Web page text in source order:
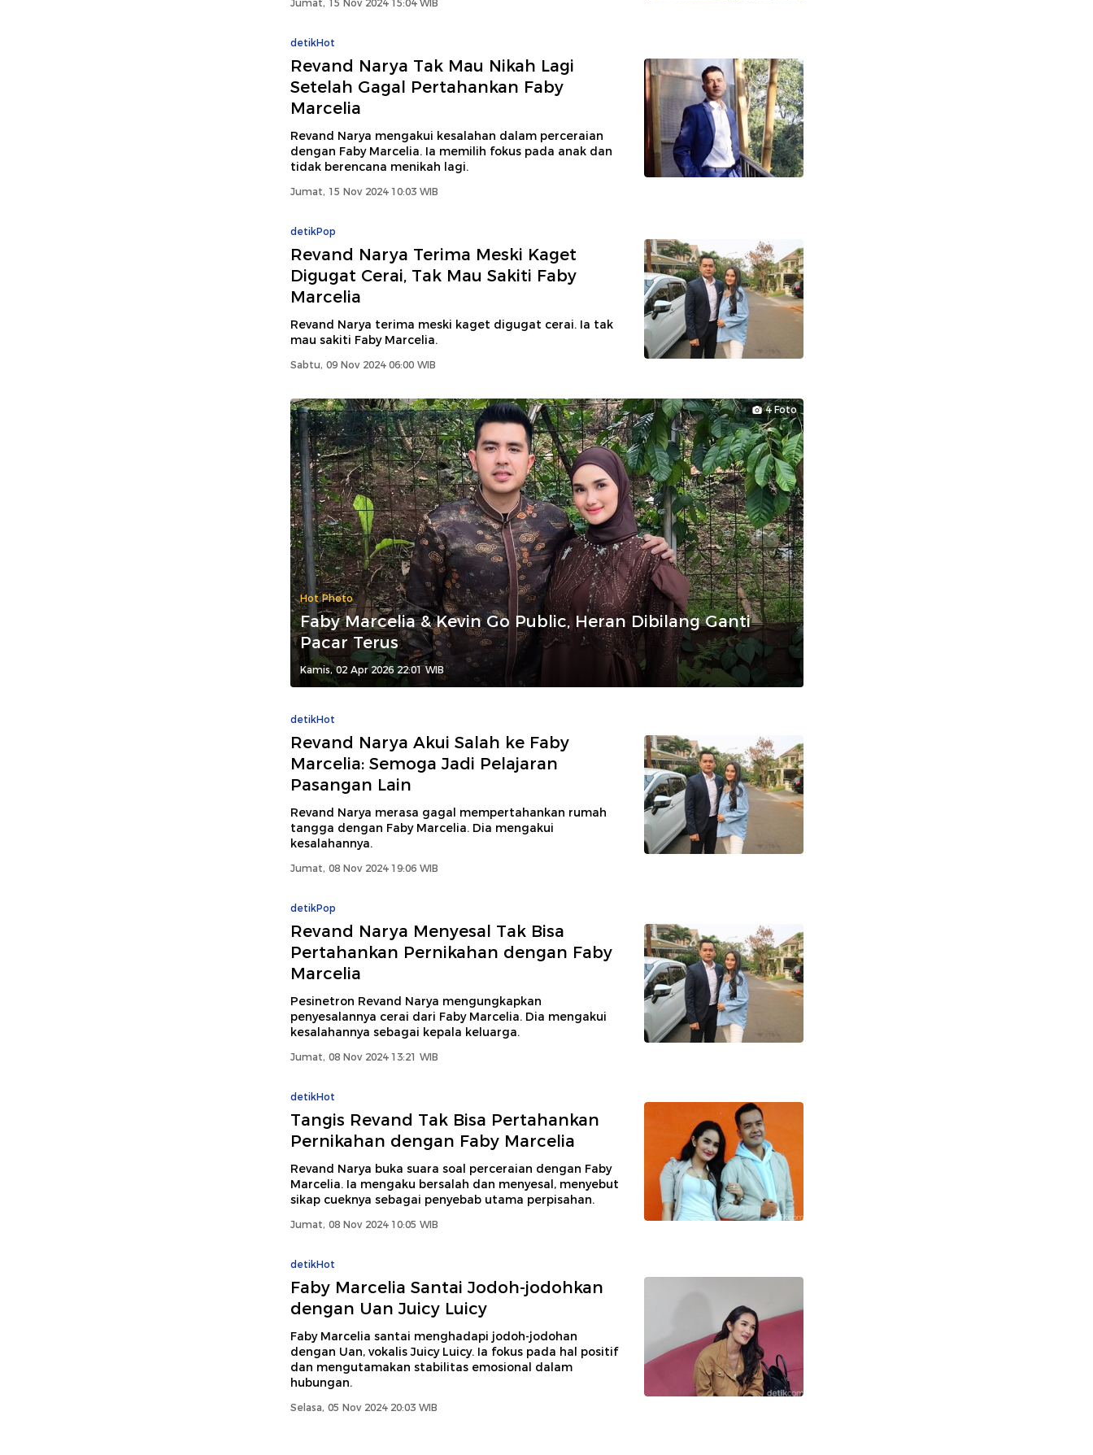
Jumat, 15 Nov 2024 15:04 WIB
detikHot
Revand Narya Tak Mau Nikah Lagi
Setelah Gagal Pertahankan Faby
Marcelia
Revand Narya mengakui kesalahan dalam perceraian
dengan Faby Marcelia. Ia memilih fokus pada anak dan
tidak berencana menikah lagi.
Jumat, 15 Nov 2024 10:03 WIB
detikPop
Revand Narya Terima Meski Kaget
Digugat Cerai, Tak Mau Sakiti Faby
Marcelia
Revand Narya terima meski kaget digugat cerai. Ia tak
mau sakiti Faby Marcelia.
Sabtu, 09 Nov 2024 06:00 WIB
4 Foto
Hot Photo
Faby Marcelia & Kevin Go Public, Heran Dibilang Ganti
Pacar Terus
Kamis, 02 Apr 2026 22:01 WIB
detikHot
Revand Narya Akui Salah ke Faby
Marcelia: Semoga Jadi Pelajaran
Pasangan Lain
Revand Narya merasa gagal mempertahankan rumah
tangga dengan Faby Marcelia. Dia mengakui
kesalahannya.
Jumat, 08 Nov 2024 19:06 WIB
detikPop
Revand Narya Menyesal Tak Bisa
Pertahankan Pernikahan dengan Faby
Marcelia
Pesinetron Revand Narya mengungkapkan
penyesalannya cerai dari Faby Marcelia. Dia mengakui
kesalahannya sebagai kepala keluarga.
Jumat, 08 Nov 2024 13:21 WIB
detikHot
Tangis Revand Tak Bisa Pertahankan
Pernikahan dengan Faby Marcelia
Revand Narya buka suara soal perceraian dengan Faby
Marcelia. Ia mengaku bersalah dan menyesal, menyebut
sikap cueknya sebagai penyebab utama perpisahan.
Jumat, 08 Nov 2024 10:05 WIB
detikHot
Faby Marcelia Santai Jodoh-jodohkan
dengan Uan Juicy Luicy
Faby Marcelia santai menghadapi jodoh-jodohan
dengan Uan, vokalis Juicy Luicy. Ia fokus pada hal positif
dan mengutamakan stabilitas emosional dalam
hubungan.
Selasa, 05 Nov 2024 20:03 WIB